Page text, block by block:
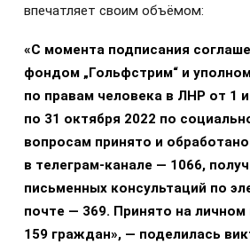
впечатляет своим объёмом:
«С момента подписания
фондом „Гольфстрим“ и
по правам человека в ЛНР от 1
по 31 октября 2022 по
вопросам принято и
в телеграм-канале — 1066,
письменных консультаций по
почте — 369. Принято на личном
159 граждан», — поделилась